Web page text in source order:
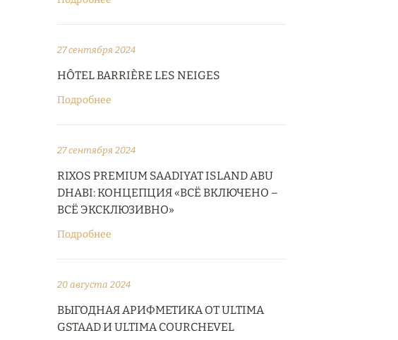
27 сентября 2024
HÔTEL BARRIÈRE LES NEIGES
Подробнее
27 сентября 2024
RIXOS PREMIUM SAADIYAT ISLAND ABU
DHABI: КОНЦЕПЦИЯ «ВСЁ ВКЛЮЧЕНО –
ВСЁ ЭКСКЛЮЗИВНО»
Подробнее
20 августа 2024
ВЫГОДНАЯ АРИФМЕТИКА ОТ ULTIMA
GSTAAD И ULTIMA COURCHEVEL